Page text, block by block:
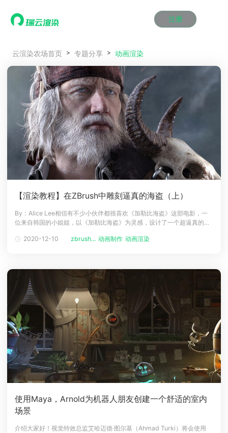
注册
产品服务
效果图渲染
云制作
云渲染管理系统
瑞兔百宝箱
AI视频插帧
效果图渲染
云制作
云渲染管理系统
瑞兔百宝箱
AI视频插帧
效果图渲染
云制作
云渲染管理系统
瑞兔百宝箱
AI视频插帧
效果图渲染
云制作
云渲染管理系统
瑞兔百宝箱
AI视频插帧
效果图渲染
云制作
云渲染管理系统
瑞兔百宝箱
AI视频插帧
效果图渲染
云制作
云渲染管理系统
瑞兔百宝箱
AI视频插帧
解决方案
Maya云渲染方案
3ds Max云渲染方案
Cinema 4D云渲染方案
Blender 云渲染方案
Maya AI渲染方案
Maya云渲染方案
3ds Max云渲染方案
Cinema 4D云渲染方案
Blender 云渲染方案
Maya AI渲染方案
Maya云渲染方案
3ds Max云渲染方案
Cinema 4D云渲染方案
Blender 云渲染方案
Maya AI渲染方案
Maya云渲染方案
3ds Max云渲染方案
Cinema 4D云渲染方案
Blender 云渲染方案
Maya AI渲染方案
Maya云渲染方案
3ds Max云渲染方案
Cinema 4D云渲染方案
Blender 云渲染方案
Maya AI渲染方案
Maya云渲染方案
3ds Max云渲染方案
Cinema 4D云渲染方案
Blender 云渲染方案
Maya AI渲染方案
价格
动画价格
效果图价格
云制作价格
动画价格
效果图价格
云制作价格
动画价格
效果图价格
云制作价格
动画价格
效果图价格
云制作价格
动画价格
效果图价格
云制作价格
动画价格
效果图价格
云制作价格
案例
资讯&赛事
新闻资讯
渲染百科
渲染大赛
泛CG交流会
新闻资讯
渲染百科
渲染大赛
泛CG交流会
新闻资讯
渲染百科
渲染大赛
泛CG交流会
新闻资讯
渲染百科
渲染大赛
泛CG交流会
新闻资讯
渲染百科
渲染大赛
泛CG交流会
新闻资讯
渲染百科
渲染大赛
泛CG交流会
特惠专区
教育优惠
教育优惠
教育优惠
教育优惠
教育优惠
教育优惠
关于我们
下载
登录
云渲染农场首页 专题分享 动画渲染
【渲染教程】在ZBrush中雕刻逼真的海盗（上）
By：Alice Lee相信有不少小伙伴都很喜欢《加勒比海盗》这部电影，一
位来自韩国的小姐姐，以《加勒比海盗》为灵感，设计了一个超逼真的角
在韩国她主修雕塑。她决定学习数字建模，所以她在美国艺术大学学院学
2020-12-10 zbrush... 动画制作 动画渲染
使用Maya，Arnold为机器人朋友创建一个舒适的室内
场景
介绍大家好！视觉特效总监艾哈迈德·图尔基（Ahmad Turki）将会使用